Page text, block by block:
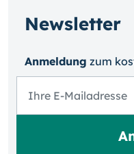
Newsletter
Anmeldung zum